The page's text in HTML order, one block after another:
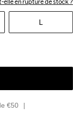
elle en rupture de stock ?
L
€50